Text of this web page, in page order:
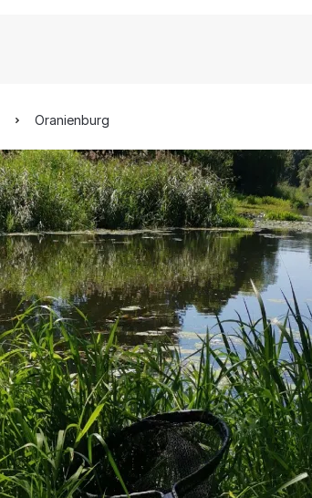
Oranienburg